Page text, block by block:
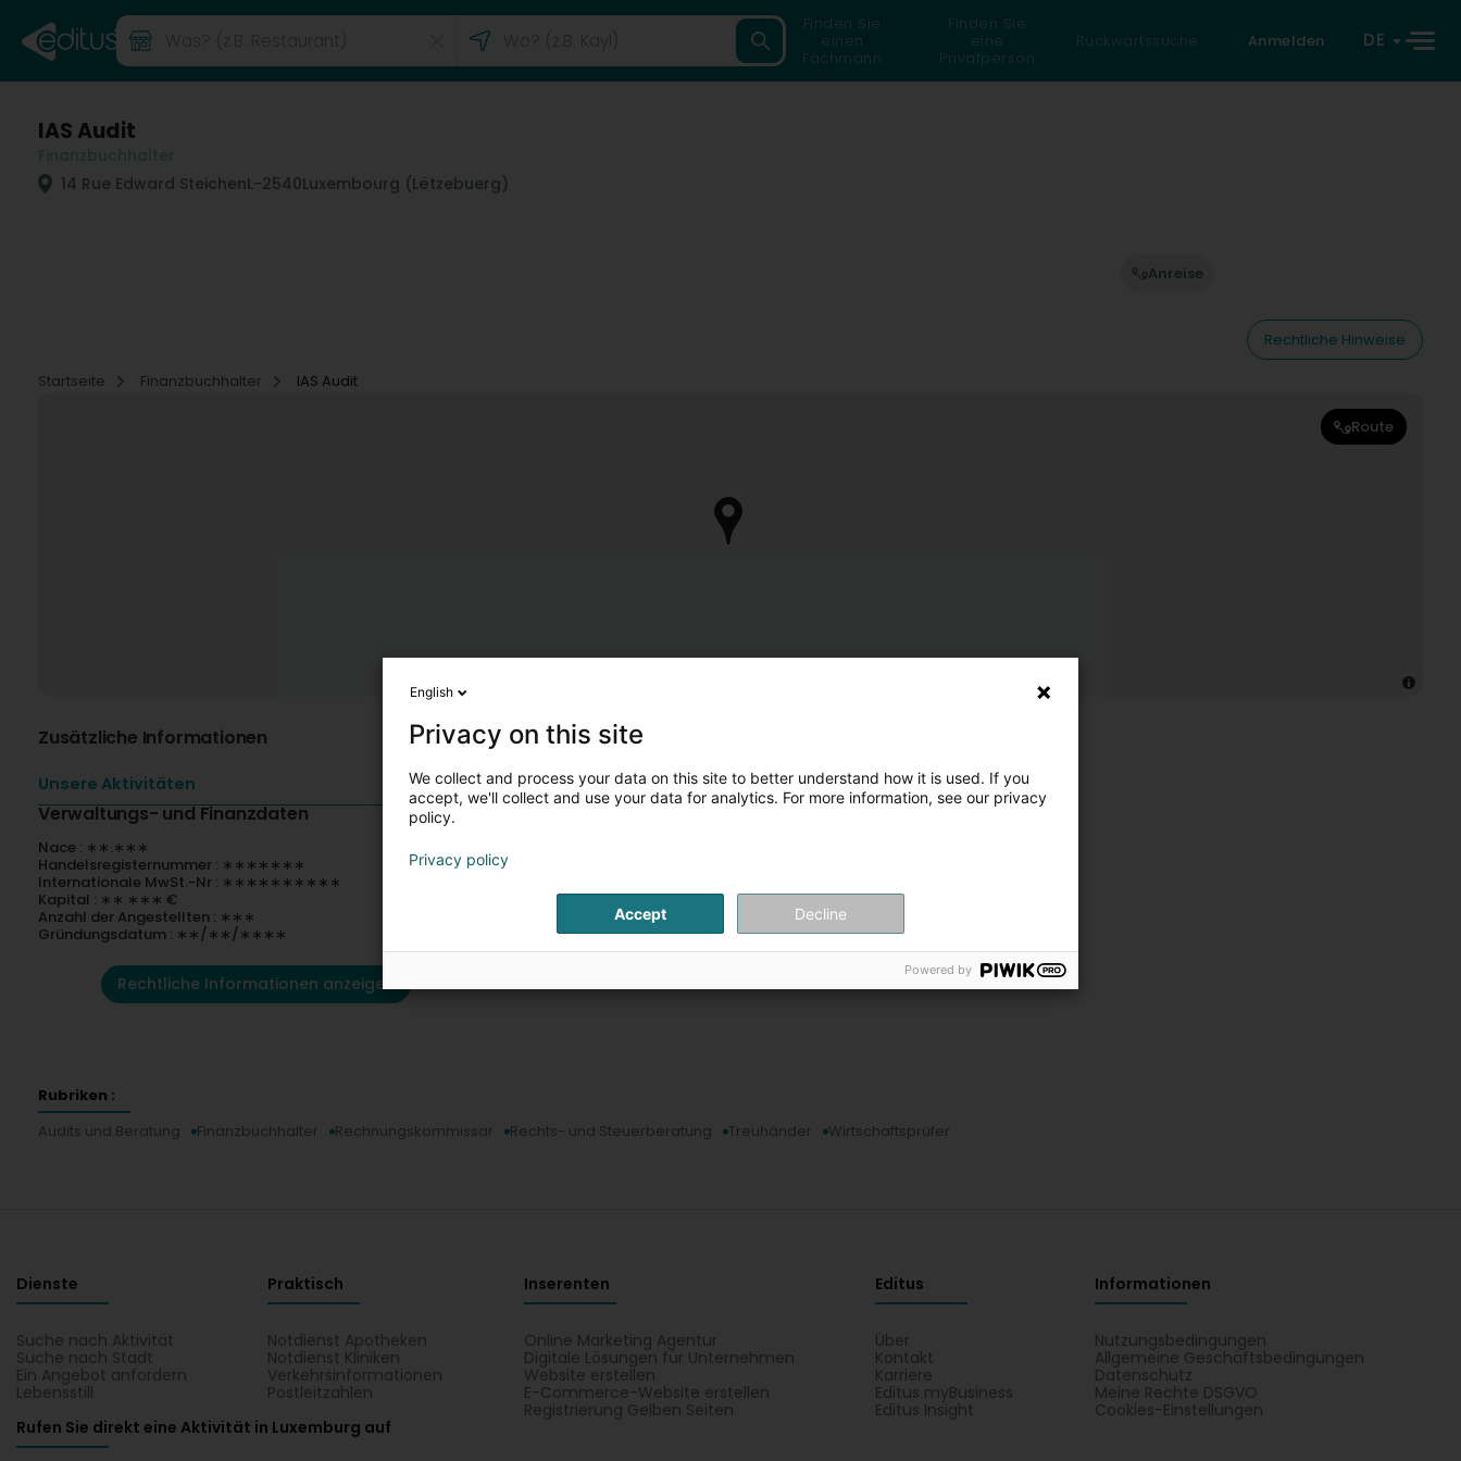
Finden Sie
einen
Fachmann
Finden Sie
eine
Privatperson
Rückwärtssuche Anmelden DE
IAS Audit
14 Rue Edward SteichenL-2540Luxembourg (Lëtzebuerg)
Anreise
Rechtliche Hinweise
Startseite
Finanzbuchhalter IAS Audit
Route
Zusätzliche Informationen
Unsere Aktivitäten
Verwaltungs- und Finanzdaten
Nace : ∗∗.∗∗∗
Handelsregisternummer : ∗∗∗∗∗∗∗
Internationale MwSt.-Nr : ∗∗∗∗∗∗∗∗∗∗
Kapital : ∗∗ ∗∗∗ €
Anzahl der Angestellten : ∗∗∗
Gründungsdatum : ∗∗/∗∗/∗∗∗∗
Rechtliche Informationen anzeigen
Rubriken :
Audits und Beratung
Finanzbuchhalter Rechnungskommissar Rechts- und Steuerberatung Treuhänder Wirtschaftsprüfer
Dienste
Suche nach Aktivität
Suche nach Stadt
Ein Angebot anfordern
Lebensstill
Praktisch
Notdienst Apotheken
Notdienst Kliniken
Verkehrsinformationen
Postleitzahlen
Inserenten
Online Marketing Agentur
Digitale Lösungen für Unternehmen
Website erstellen
E-Commerce-Website erstellen
Registrierung Gelben Seiten
Editus
Über
Kontakt
Karriere
Editus myBusiness
Editus Insight
Informationen
Nutzungsbedingungen
Allgemeine Geschäftsbedingungen
Datenschutz
Meine Rechte DSGVO
Cookies-Einstellungen
Rufen Sie direkt eine Aktivität in Luxemburg auf
English
Privacy on this site
We collect and process your data on this site to better understand how it is used. If you
accept, we'll collect and use your data for analytics. For more information, see our privacy
policy.
Privacy policy
Accept Decline
Powered by